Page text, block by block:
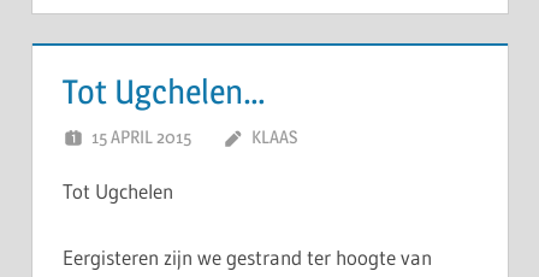
Tot Ugchelen…
15 APRIL 2015 KLAAS
Tot Ugchelen
Eergisteren zijn we gestrand ter hoogte van